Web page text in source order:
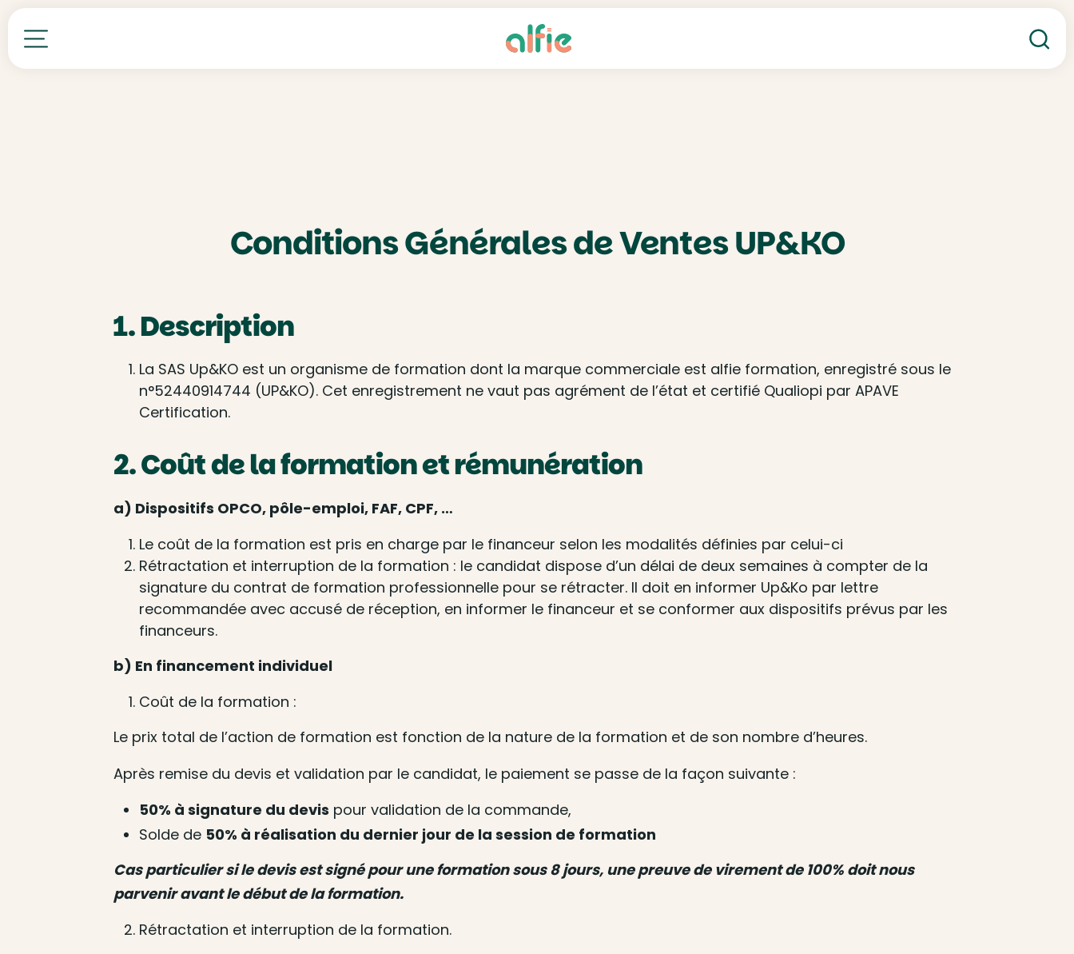
Conditions Générales de Ventes UP&KO
1. Description
La SAS Up&KO est un organisme de formation dont la marque commerciale est alfie formation, enregistré sous le
n°52440914744 (UP&KO). Cet enregistrement ne vaut pas agrément de l’état et certifié Qualiopi par APAVE
Certification.
2. Coût de la formation et rémunération
a) Dispositifs OPCO, pôle-emploi, FAF, CPF, …
Le coût de la formation est pris en charge par le financeur selon les modalités définies par celui-ci
Rétractation et interruption de la formation : le candidat dispose d’un délai de deux semaines à compter de la
signature du contrat de formation professionnelle pour se rétracter. Il doit en informer Up&Ko par lettre
recommandée avec accusé de réception, en informer le financeur et se conformer aux dispositifs prévus par les
financeurs.
b) En financement individuel
Coût de la formation :
Le prix total de l’action de formation est fonction de la nature de la formation et de son nombre d’heures.
Après remise du devis et validation par le candidat, le paiement se passe de la façon suivante :
50% à signature du devis pour validation de la commande,
Solde de 50% à réalisation du dernier jour de la session de formation
Cas particulier si le devis est signé pour une formation sous 8 jours, une preuve de virement de 100% doit nous
parvenir avant le début de la formation.
Rétractation et interruption de la formation.